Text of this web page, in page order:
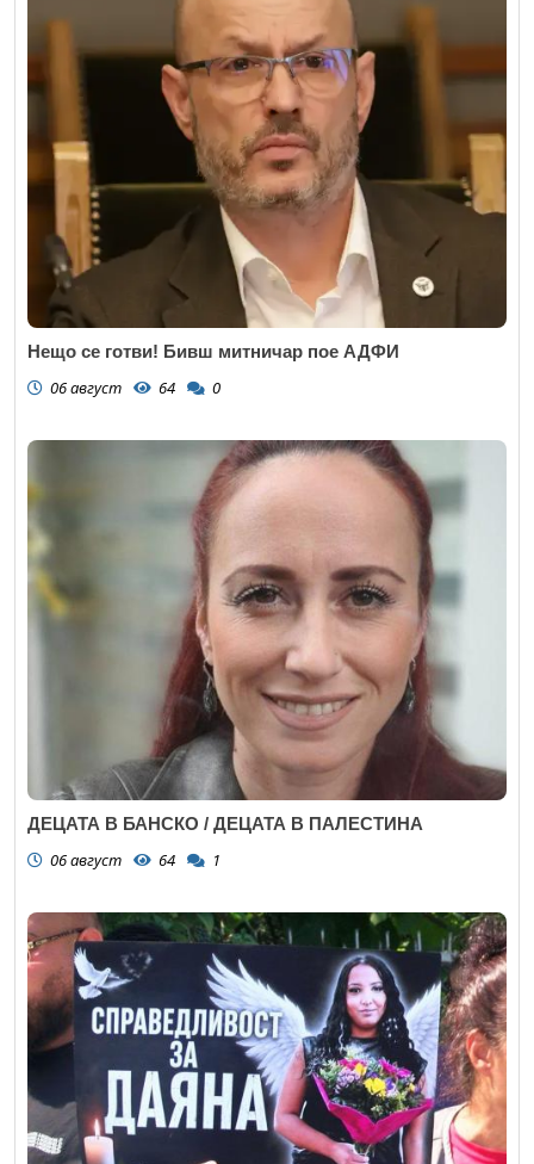
Нещо се готви! Бивш митничар пое АДФИ
06 август 64 0
ДЕЦАТА В БАНСКО / ДЕЦАТА В ПАЛЕСТИНА
06 август 64 1